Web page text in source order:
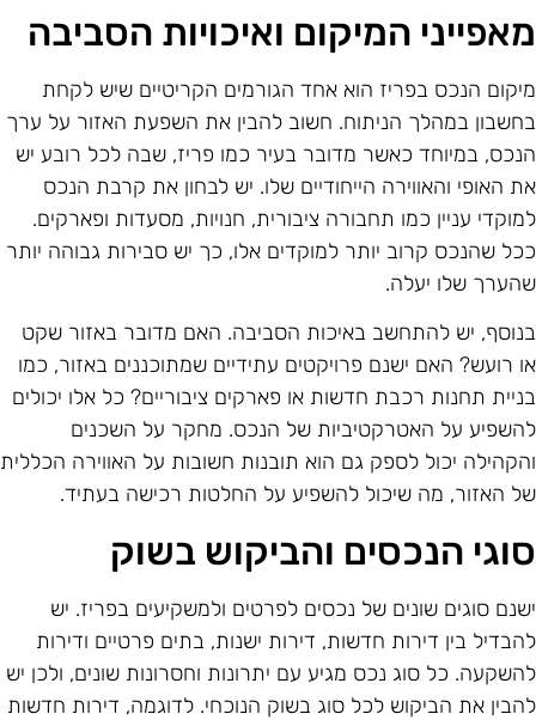
המיקום ואיכויות הסביבה
הנכס בפריז הוא אחד הגורמים הקריטיים שיש לקחת
במהלך הניתוח. חשוב להבין את השפעת האזור על ערך
במיוחד כאשר מדובר בעיר כמו פריז, שבה לכל רובע יש
האופי והאווירה הייחודיים שלו. יש לבחון את קרבת הנכס
עניין כמו תחבורה ציבורית, חנויות, מסעדות ופארקים.
שהנכס קרוב יותר למוקדים אלו, כך יש סבירות גבוהה יותר
שלו יעלה.
יש להתחשב באיכות הסביבה. האם מדובר באזור שקט
רועש? האם ישנם פרויקטים עתידיים שמתוכננים באזור, כמו
תחנות רכבת חדשות או פארקים ציבוריים? כל אלו יכולים
על האטרקטיביות של הנכס. מחקר על השכנים
יכול לספק גם הוא תובנות חשובות על האווירה הכללית
האזור, מה שיכול להשפיע על החלטות רכישה בעתיד.
הנכסים והביקוש בשוק
סוגים שונים של נכסים לפרטים ולמשקיעים בפריז. יש
בין דירות חדשות, דירות ישנות, בתים פרטיים ודירות
כל סוג נכס מגיע עם יתרונות וחסרונות שונים, ולכן יש
את הביקוש לכל סוג בשוק הנוכחי. לדוגמה, דירות חדשות